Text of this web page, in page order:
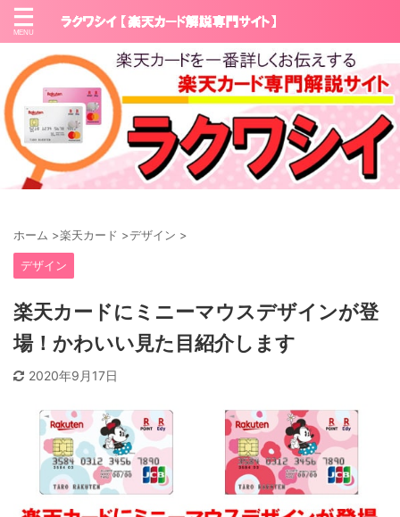
ホーム >楽天カード >デザイン >
デザイン
楽天カードにミニーマウスデザインが登
場！かわいい見た目紹介します
2020年9月17日